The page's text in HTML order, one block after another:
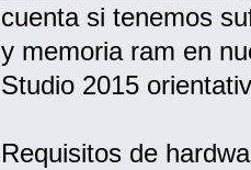
cuenta si tenemos
y memoria ram en
Studio 2015
Requisitos de